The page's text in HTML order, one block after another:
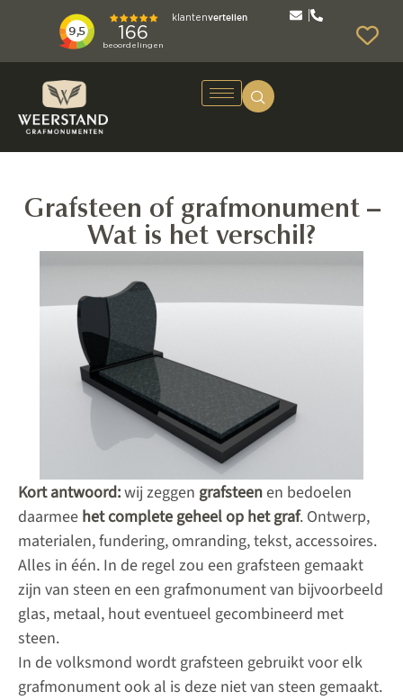
Grafsteen of grafmonument –
Wat is het verschil?
Kort antwoord:wij zeggen grafsteenen bedoelen
daarmee het complete geheel op het graf. Ontwerp,
materialen, fundering, omranding, tekst, accessoires.
Alles in één. In de regel zou een grafsteen gemaakt
zijn van steen en een grafmonument van bijvoorbeeld
glas, metaal, hout eventueel gecombineerd met
steen.
In de volksmond wordt grafsteen gebruikt voor elk
grafmonument ook al is deze niet van steen gemaakt.